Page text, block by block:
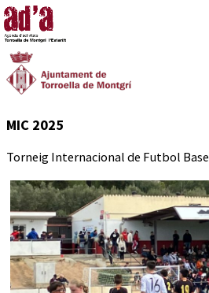
MIC 2025
Torneig Internacional de Futbol Base